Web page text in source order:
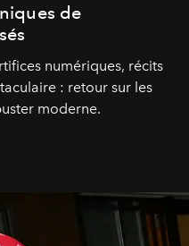
de
numériques, récits
: retour sur les
moderne.